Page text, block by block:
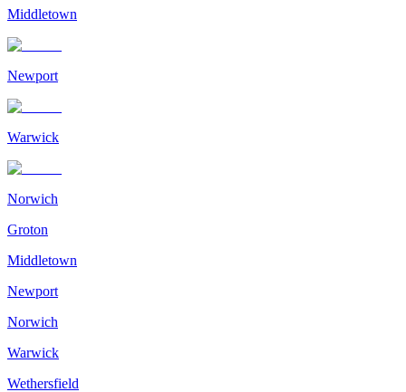
Middletown
Newport
Warwick
Norwich
Groton
Middletown
Newport
Norwich
Warwick
Wethersfield